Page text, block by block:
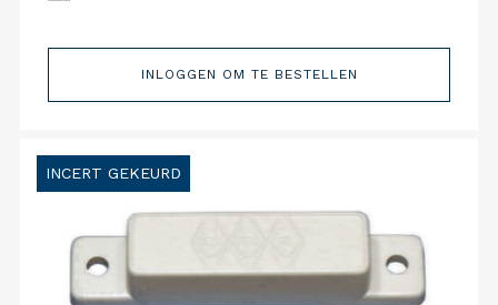
INLOGGEN OM TE BESTELLEN
INCERT GEKEURD